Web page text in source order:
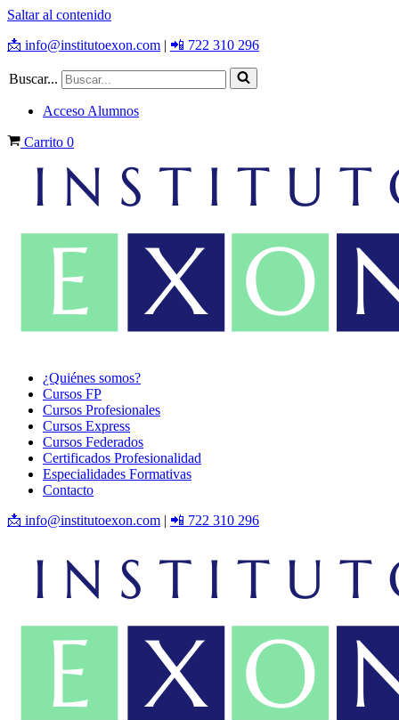
Saltar al contenido
📩 info@institutoexon.com | 📲 722 310 296
Buscar...
Acceso Alumnos
Carrito 0
¿Quiénes somos?
Cursos FP
Cursos Profesionales
Cursos Express
Cursos Federados
Certificados Profesionalidad
Especialidades Formativas
Contacto
📩 info@institutoexon.com | 📲 722 310 296